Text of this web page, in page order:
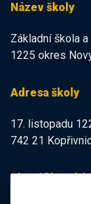
Název školy
Základní škola
1225 okres
Adresa školy
17. listopadu
742 21
Identifikační